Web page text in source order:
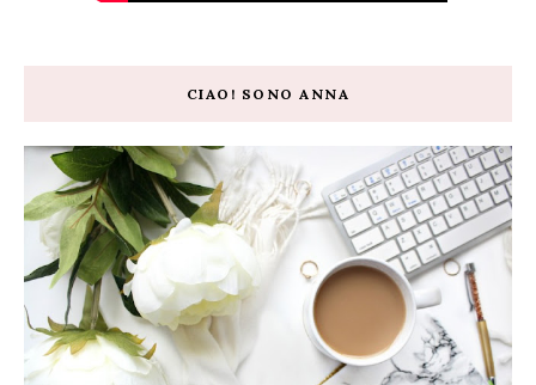
CIAO! SONO ANNA